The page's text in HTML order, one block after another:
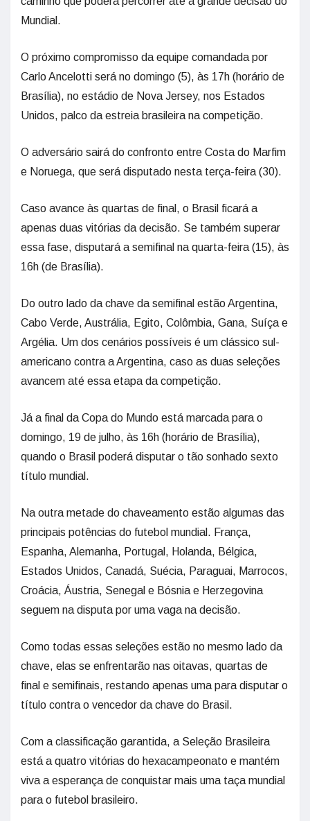
Mundial.
O próximo compromisso da equipe comandada por
Carlo Ancelotti será no domingo (5), às 17h (horário de
Brasília), no estádio de Nova Jersey, nos Estados
Unidos, palco da estreia brasileira na competição.
O adversário sairá do confronto entre Costa do Marfim
e Noruega, que será disputado nesta terça-feira (30).
Caso avance às quartas de final, o Brasil ficará a
apenas duas vitórias da decisão. Se também superar
essa fase, disputará a semifinal na quarta-feira (15), às
16h (de Brasília).
Do outro lado da chave da semifinal estão Argentina,
Cabo Verde, Austrália, Egito, Colômbia, Gana, Suíça e
Argélia. Um dos cenários possíveis é um clássico sul-
americano contra a Argentina, caso as duas seleções
avancem até essa etapa da competição.
Já a final da Copa do Mundo está marcada para o
domingo, 19 de julho, às 16h (horário de Brasília),
quando o Brasil poderá disputar o tão sonhado sexto
título mundial.
Na outra metade do chaveamento estão algumas das
principais potências do futebol mundial. França,
Espanha, Alemanha, Portugal, Holanda, Bélgica,
Estados Unidos, Canadá, Suécia, Paraguai, Marrocos,
Croácia, Áustria, Senegal e Bósnia e Herzegovina
seguem na disputa por uma vaga na decisão.
Como todas essas seleções estão no mesmo lado da
chave, elas se enfrentarão nas oitavas, quartas de
final e semifinais, restando apenas uma para disputar o
título contra o vencedor da chave do Brasil.
Com a classificação garantida, a Seleção Brasileira
está a quatro vitórias do hexacampeonato e mantém
viva a esperança de conquistar mais uma taça mundial
para o futebol brasileiro.